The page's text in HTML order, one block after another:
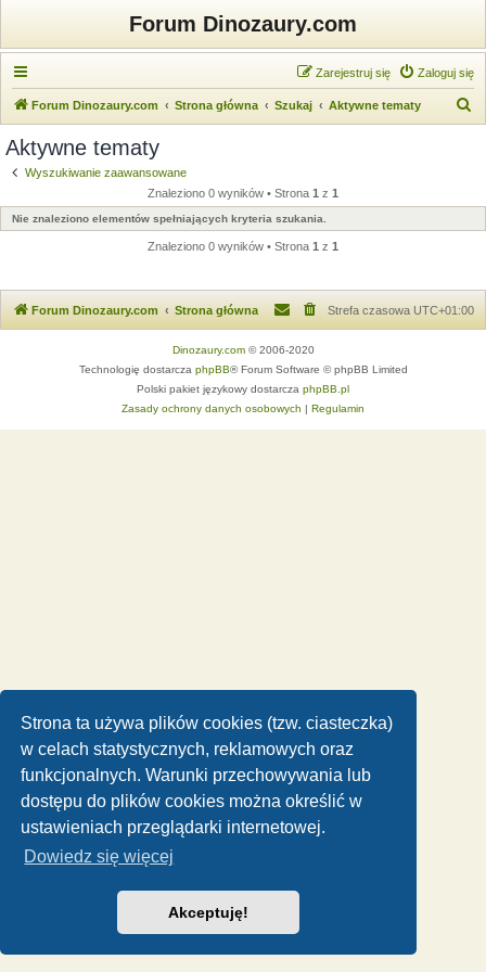
Strona ta używa plików cookies (tzw. ciasteczka)
w celach statystycznych, reklamowych oraz
funkcjonalnych. Warunki przechowywania lub
dostępu do plików cookies można określić w
ustawieniach przeglądarki internetowej.
Dowiedz się więcej
Akceptuję!
Forum Dinozaury.com
Zaloguj się
Zarejestruj się
Forum Dinozaury.com Strona główna Szukaj Aktywne tematy
a
j
Aktywne tematy
Wyszukiwanie zaawansowane
Znaleziono 0 wyników • Strona 1 z 1
Nie znaleziono elementów spełniających kryteria szukania.
Znaleziono 0 wyników • Strona 1 z 1
Forum Dinozaury.com Strona główna Strefa czasowa UTC+01:00
Dinozaury.com© 2006-2020
Technologię dostarcza phpBB® Forum Software © phpBB Limited
Polski pakiet językowy dostarcza phpBB.pl
Zasady ochrony danych osobowych | Regulamin